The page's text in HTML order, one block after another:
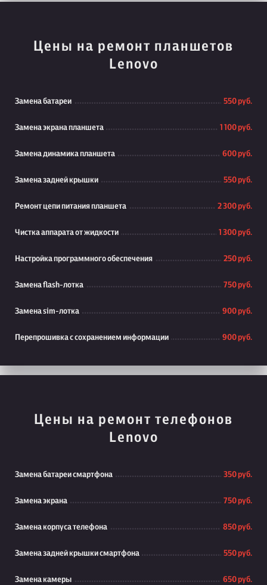
Цены на ремонт планшетов
Lenovo
Замена батареи 550 руб.
Замена экрана планшета 1 100 руб.
Замена динамика планшета 600 руб.
Замена задней крышки 550 руб.
Ремонт цепи питания планшета 2 300 руб.
Чистка аппарата от жидкости 1 300 руб.
Настройка программного обеспечения 250 руб.
Замена flash-лотка 750 руб.
Замена sim-лотка 900 руб.
Перепрошивка с сохранением информации 900 руб.
Цены на ремонт телефонов
Lenovo
Замена батареи смартфона 350 руб.
Замена экрана 750 руб.
Замена корпуса телефона 850 руб.
Замена задней крышки смартфона 550 руб.
Замена камеры 650 руб.